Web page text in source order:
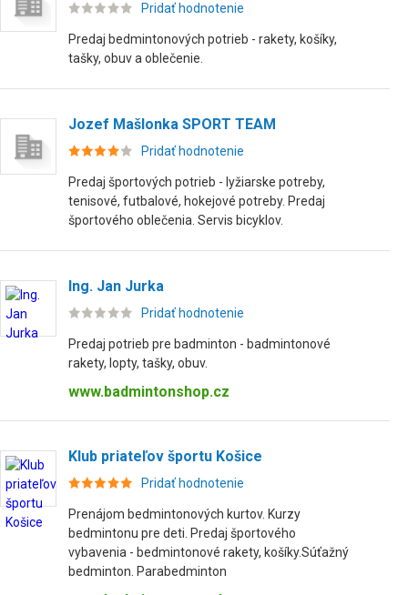
Pridať hodnotenie
Predaj bedmintonových potrieb - rakety, košíky,
tašky, obuv a oblečenie.
Jozef Mašlonka SPORT TEAM
Pridať hodnotenie
Predaj športových potrieb - lyžiarske potreby,
tenisové, futbalové, hokejové potreby. Predaj
športového oblečenia. Servis bicyklov.
Ing. Jan Jurka
Pridať hodnotenie
Predaj potrieb pre badminton - badmintonové
rakety, lopty, tašky, obuv.
www.badmintonshop.cz
Klub priateľov športu Košice
Pridať hodnotenie
Prenájom bedmintonových kurtov. Kurzy
bedmintonu pre deti. Predaj športového
vybavenia - bedmintonové rakety, košíky.Súťažný
bedminton. Parabedminton